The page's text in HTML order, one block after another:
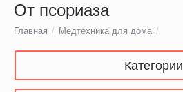
От псориаза
Главная / Медтехника для дома /
Категории